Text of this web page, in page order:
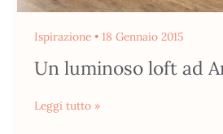
Ispirazione• 18 Gennaio 2015
Un luminoso loft ad
Leggi tutto »